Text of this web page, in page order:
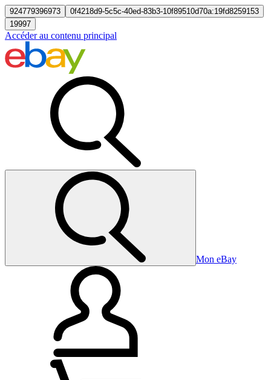
924779396973
0f4218d9-5c5c-40ed-83b3-10f89510d70a:19fd8259153
19997
Accéder au contenu principal
Mon eBay